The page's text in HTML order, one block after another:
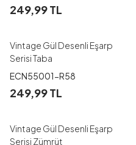
249,99TL
Vintage Gül Desenli Eşarp
Serisi Taba
ECN55001-R58
249,99TL
Vintage Gül Desenli Eşarp
Serisi Zümrüt